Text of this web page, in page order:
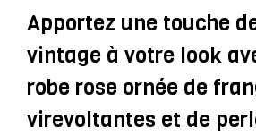
Perles
Avec
Manches
À
Franges
Apportez une touche
vintage à votre look
robe rose ornée de
virevoltantes et de